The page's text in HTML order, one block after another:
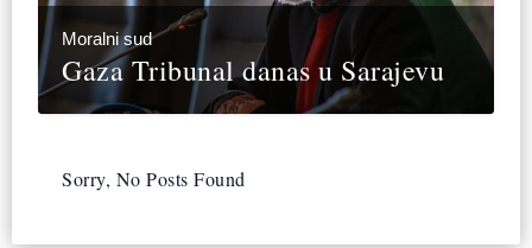
Moralni sud
Gaza Tribunal danas u Sarajevu
Sorry, No Posts Found